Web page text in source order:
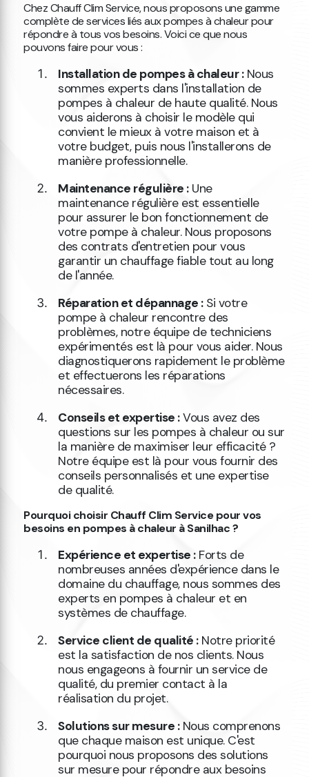
Chez Chauff Clim Service, nous proposons une gamme
complète de services liés aux pompes à chaleur pour
répondre à tous vos besoins. Voici ce que nous
pouvons faire pour vous :
Installation de pompes à chaleur :Nous
sommes experts dans l'installation de
pompes à chaleur de haute qualité. Nous
vous aiderons à choisir le modèle qui
convient le mieux à votre maison et à
votre budget, puis nous l'installerons de
manière professionnelle.
Maintenance régulière :Une
maintenance régulière est essentielle
pour assurer le bon fonctionnement de
votre pompe à chaleur. Nous proposons
des contrats d'entretien pour vous
garantir un chauffage fiable tout au long
de l'année.
Réparation et dépannage :Si votre
pompe à chaleur rencontre des
problèmes, notre équipe de techniciens
expérimentés est là pour vous aider. Nous
diagnostiquerons rapidement le problème
et effectuerons les réparations
nécessaires.
Conseils et expertise :Vous avez des
questions sur les pompes à chaleur ou sur
la manière de maximiser leur efficacité ?
Notre équipe est là pour vous fournir des
conseils personnalisés et une expertise
de qualité.
Pourquoi choisir Chauff Clim Service pour vos
besoins en pompes à chaleur à Sanilhac ?
Expérience et expertise :Forts de
nombreuses années d'expérience dans le
domaine du chauffage, nous sommes des
experts en pompes à chaleur et en
systèmes de chauffage.
Service client de qualité :Notre priorité
est la satisfaction de nos clients. Nous
nous engageons à fournir un service de
qualité, du premier contact à la
réalisation du projet.
Solutions sur mesure :Nous comprenons
que chaque maison est unique. C'est
pourquoi nous proposons des solutions
sur mesure pour répondre aux besoins